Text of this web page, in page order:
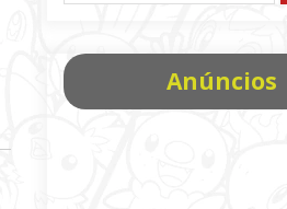
Anúncios